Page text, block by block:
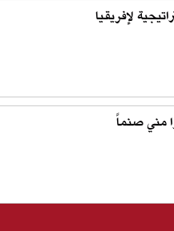
لإفريقيا
مني صنماً